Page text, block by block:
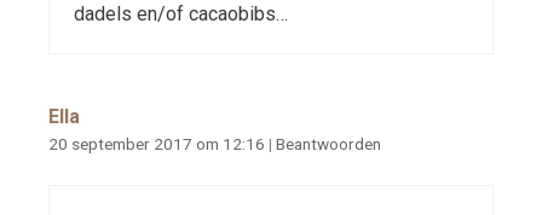
dadels en/of cacaobibs…
Ella
20 september 2017 om 12:16 | Beantwoorden